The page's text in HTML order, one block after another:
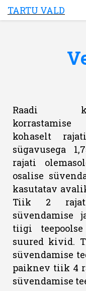
TARTU VALD
Raadi
kohaselt
sügavusega
rajati
osalise
kasutatav
Tiik 2 rajati
süvendamise
tiigi
suured kivid.
süvendamise
paiknev tiik 4
süvendamise